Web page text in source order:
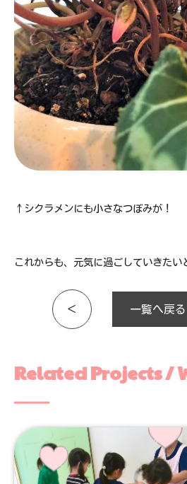
↑シクラメンにも小さなつぼみが！
これからも、元気に過ごしていきた
＜ 一覧へ戻る
Related Projects /